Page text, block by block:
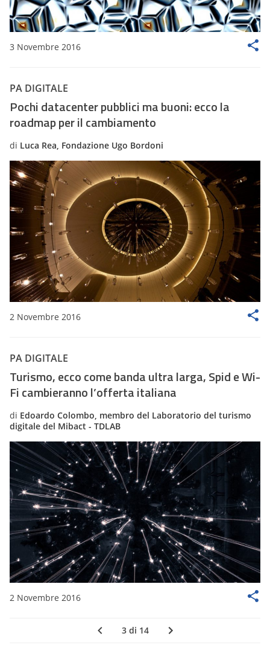
3 Novembre 2016
PA DIGITALE
Pochi datacenter pubblici ma buoni: ecco la
roadmap per il cambiamento
di Luca Rea, Fondazione Ugo Bordoni
2 Novembre 2016
PA DIGITALE
Turismo, ecco come banda ultra larga, Spid e Wi-
Fi cambieranno l’offerta italiana
di Edoardo Colombo, membro del Laboratorio del turismo
digitale del Mibact - TDLAB
2 Novembre 2016
3 di 14